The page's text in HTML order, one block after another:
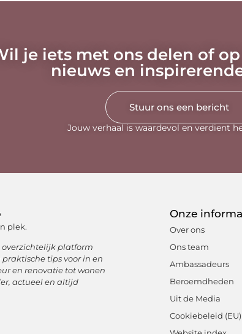
je iets met ons delen of
nieuws en
Stuur ons een bericht
Jouw verhaal is waardevol en verdient
plek.
platform
tips voor in en
en renovatie tot wonen
actueel en altijd
Onze
Over ons
Ons team
Ambassadeurs
Beroemdheden
Uit de Media
Cookiebeleid (EU)